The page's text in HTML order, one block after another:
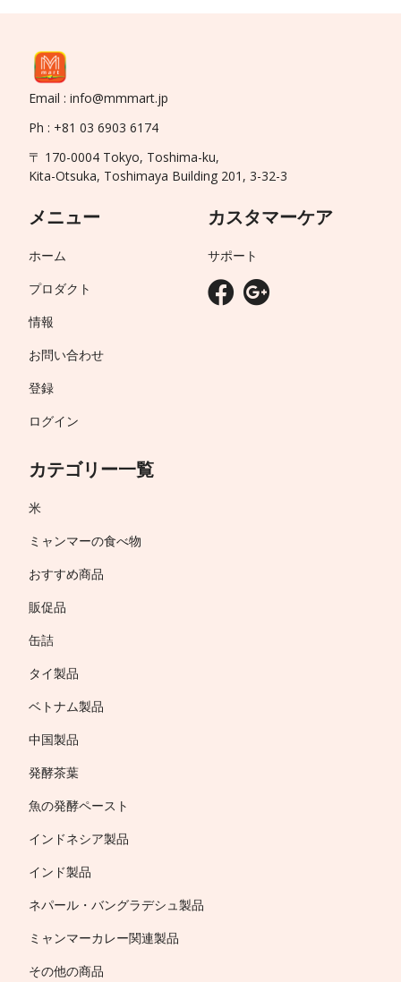
Email : info@mmmart.jp
Ph : +81 03 6903 6174
〒 170-0004 Tokyo, Toshima-ku,
Kita-Otsuka, Toshimaya Building 201, 3-32-3
メニュー
ホーム
プロダクト
情報
お問い合わせ
登録
ログイン
カテゴリー一覧
米
ミャンマーの食べ物
おすすめ商品
販促品
缶詰
タイ製品
ベトナム製品
中国製品
発酵茶葉
魚の発酵ペースト
インドネシア製品
インド製品
ネパール・バングラデシュ製品
ミャンマーカレー関連製品
その他の商品
カスタマーケア
サポート